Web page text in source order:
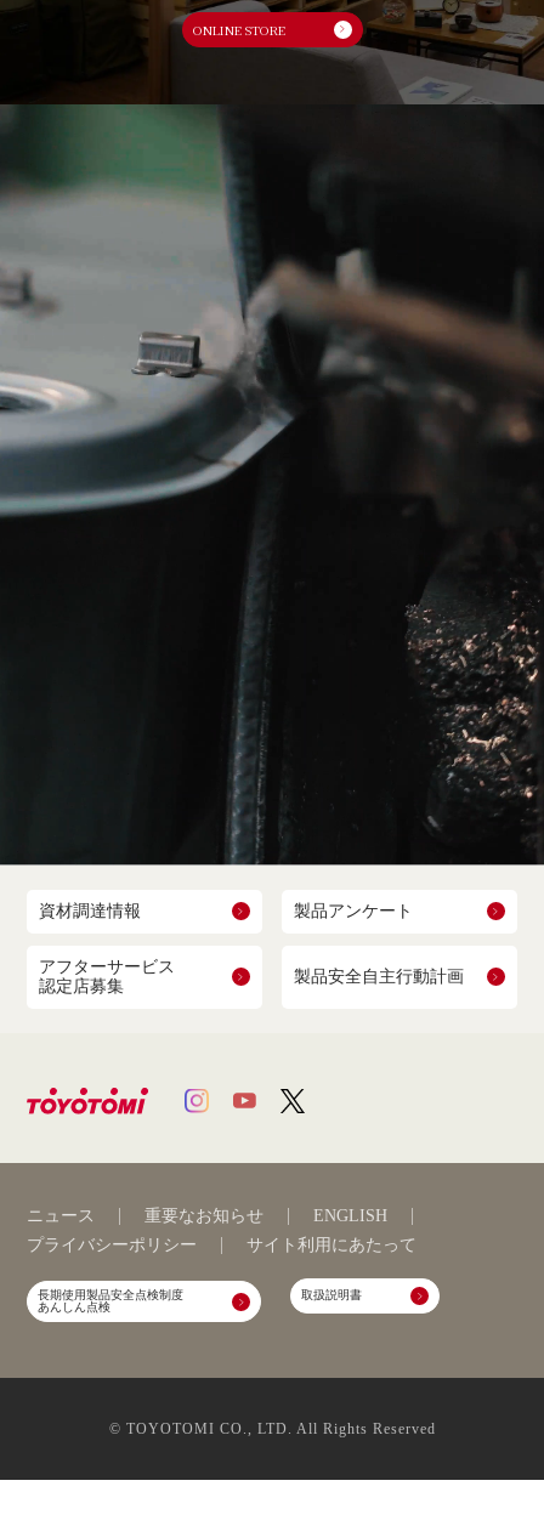
ONLINE STORE
資材調達情報 製品アンケート
アフターサービス
認定店募集
製品安全自主行動計画
ニュース 重要なお知らせ
ENGLISH
プライバシーポリシー
サイト利用にあたって
長期使用製品安全点検制度
あんしん点検
取扱説明書
© TOYOTOMI CO., LTD. All Rights Reserved